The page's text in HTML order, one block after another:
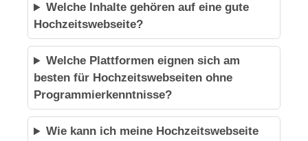
Welche Inhalte gehören auf eine gute
Hochzeitswebseite?
Welche Plattformen eignen sich am
besten für Hochzeitswebseiten ohne
Programmierkenntnisse?
Wie kann ich meine Hochzeitswebseite